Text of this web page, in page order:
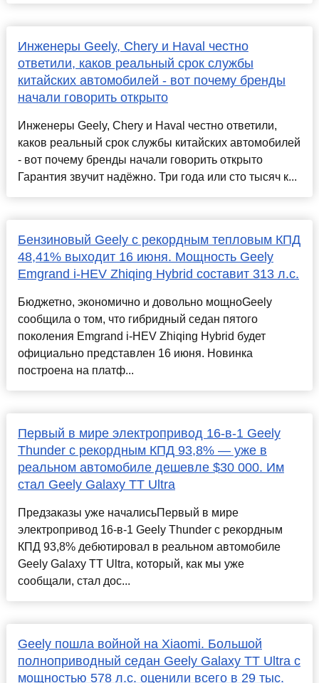
Инженеры Geely, Chery и Haval честно
ответили, каков реальный срок службы
китайских автомобилей - вот почему бренды
начали говорить открыто
Инженеры Geely, Chery и Haval честно ответили,
каков реальный срок службы китайских автомобилей
- вот почему бренды начали говорить открыто
Гарантия звучит надёжно. Три года или сто тысяч к...
Бензиновый Geely с рекордным тепловым КПД
48,41% выходит 16 июня. Мощность Geely
Emgrand i-HEV Zhiqing Hybrid составит 313 л.с.
Бюджетно, экономично и довольно мощноGeely
сообщила о том, что гибридный седан пятого
поколения Emgrand i-HEV Zhiqing Hybrid будет
официально представлен 16 июня. Новинка
построена на платф...
Первый в мире электропривод 16-в-1 Geely
Thunder с рекордным КПД 93,8% — уже в
реальном автомобиле дешевле $30 000. Им
стал Geely Galaxy TT Ultra
Предзаказы уже началисьПервый в мире
электропривод 16-в-1 Geely Thunder с рекордным
КПД 93,8% дебютировал в реальном автомобиле
Geely Galaxy TT Ultra, который, как мы уже
сообщали, стал дос...
Geely пошла войной на Xiaomi. Большой
полноприводный седан Geely Galaxy TT Ultra с
мощностью 578 л.с. оценили всего в 29 тыс.